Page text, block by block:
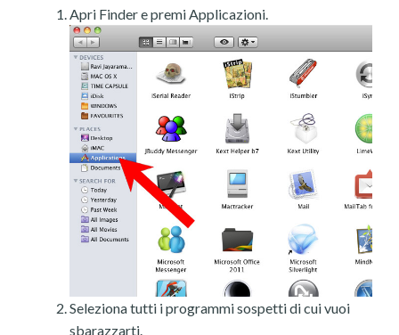
Apri Finder e premi Applicazioni.
Seleziona tutti i programmi sospetti di cui vuoi
sbarazzarti.